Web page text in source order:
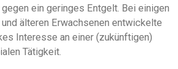
ein geringes Entgelt. Bei einigen
älteren Erwachsenen entwickelte
Interesse an einer (zukünftigen)
Tätigkeit.